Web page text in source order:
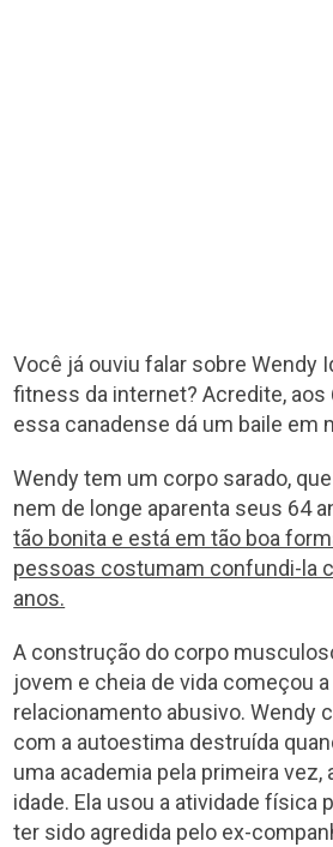
Você já ouviu falar sobre Wendy
fitness da internet? Acredite, aos
essa canadense dá um baile em
Wendy tem um corpo sarado,
nem de longe aparenta seus 64
tão bonita e está em tão boa
pessoas costumam confundi-la
anos.
A construção do corpo
jovem e cheia de vida começou
relacionamento abusivo. Wendy
com a autoestima destruída
uma academia pela primeira vez,
idade. Ela usou a atividade física
ter sido agredida pelo ex-